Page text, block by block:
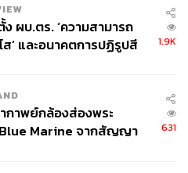
ผบ.ตร. ‘ความสามารถ
ส’ และอนาคตการปฏิรูปสี
1.9K
กาพย์กล้องส่องพระ
Blue Marine จากสัญญา
631